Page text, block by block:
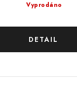
Vyprodáno